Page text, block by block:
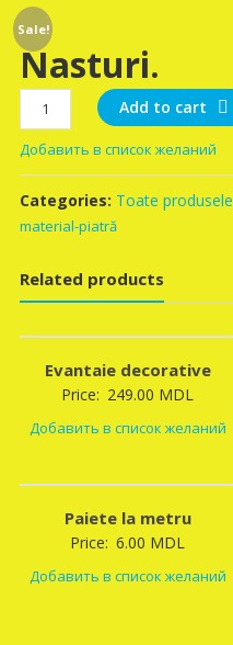
Sale!
Nasturi.
Nasturi.
quantity
Add to cart
Добавить в список желаний
Categories: Toate produsele
material-piatră
Related products
Evantaie decorative
Price: 249.00 MDL
Добавить в список желаний
Paiete la metru
Price: 6.00 MDL
Добавить в список желаний